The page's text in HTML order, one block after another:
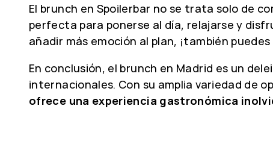
El brunch en Spoilerbar no se trata solo de
perfecta para ponerse al día, relajarse y
añadir más emoción al plan, ¡también
En conclusión, el brunch en Madrid es un
internacionales. Con su amplia variedad de
ofrece una experiencia gastronómica